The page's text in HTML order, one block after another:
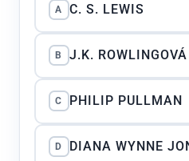
A C. S. LEWIS
B J.K. ROWLINGOVÁ
C PHILIP PULLMAN
D DIANA WYNNE